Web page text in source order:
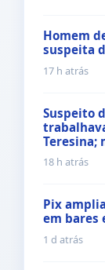
Homem
suspeita
17 h atrás
Suspeito
Teresina;
18 h atrás
Pix
em bares
1 d atrás